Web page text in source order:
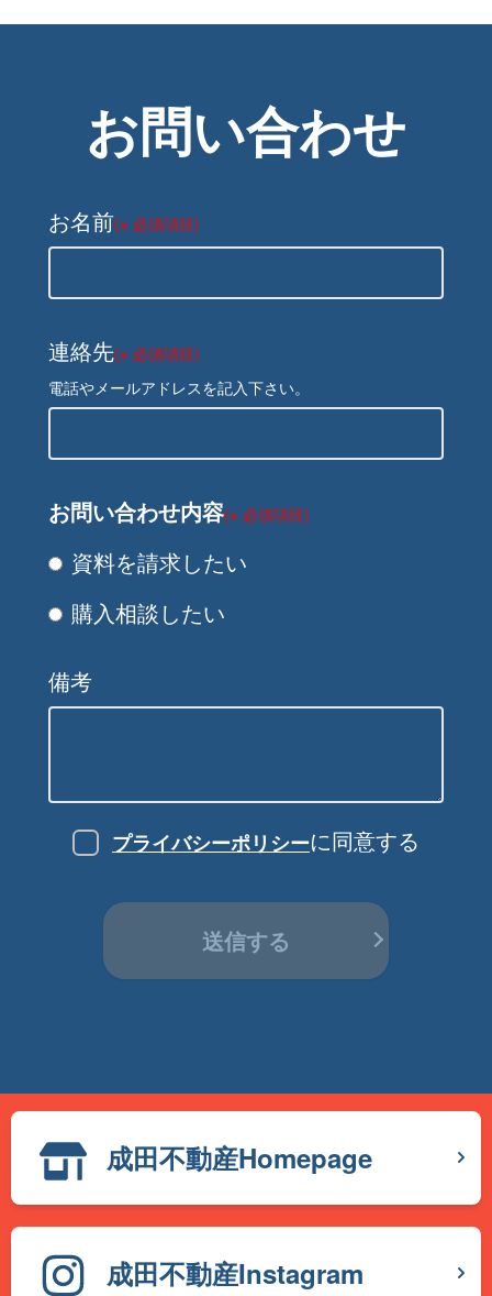
お問い合わせ
お名前(※ 必須項目)
連絡先(※ 必須項目)
電話やメールアドレスを記入下さい。
お問い合わせ内容(※ 必須項目)
資料を請求したい
購入相談したい
備考
プライバシーポリシーに同意する
送信する
成田不動産Homepage
成田不動産Instagram